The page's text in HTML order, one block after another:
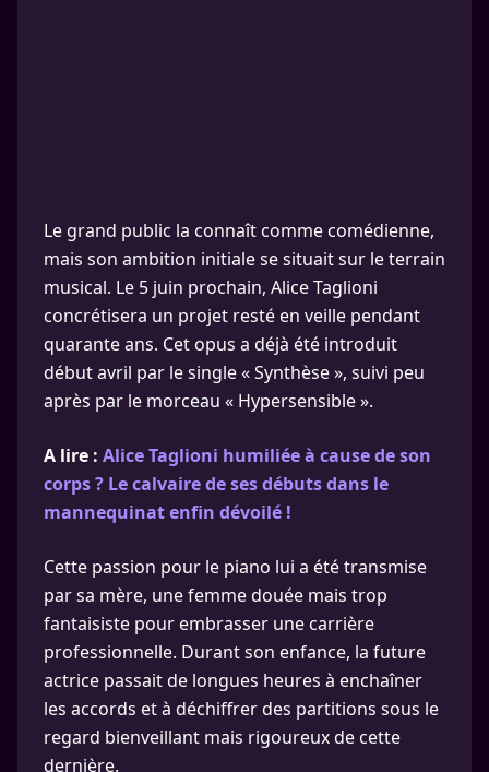
Le grand public la connaît comme comédienne,
mais son ambition initiale se situait sur le terrain
musical. Le 5 juin prochain, Alice Taglioni
concrétisera un projet resté en veille pendant
quarante ans. Cet opus a déjà été introduit
début avril par le single « Synthèse », suivi peu
après par le morceau « Hypersensible ».
A lire : Alice Taglioni humiliée à cause de son
corps ? Le calvaire de ses débuts dans le
mannequinat enfin dévoilé !
Cette passion pour le piano lui a été transmise
par sa mère, une femme douée mais trop
fantaisiste pour embrasser une carrière
professionnelle. Durant son enfance, la future
actrice passait de longues heures à enchaîner
les accords et à déchiffrer des partitions sous le
regard bienveillant mais rigoureux de cette
dernière.